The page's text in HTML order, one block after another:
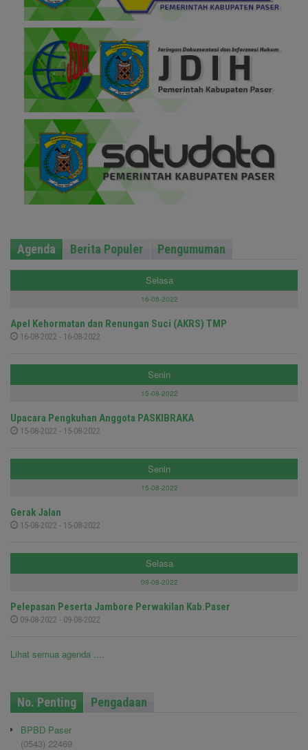
Agenda Berita Populer Pengumuman
Selasa
16-08-2022
Apel Kehormatan dan Renungan Suci (AKRS) TMP
16-08-2022 - 16-08-2022
Senin
15-08-2022
Upacara Pengkuhan Anggota PASKIBRAKA
15-08-2022 - 15-08-2022
Senin
15-08-2022
Gerak Jalan
15-08-2022 - 15-08-2022
Selasa
09-08-2022
Pelepasan Peserta Jambore Perwakilan Kab.Paser
09-08-2022 - 09-08-2022
Lihat semua agenda ....
No. Penting Pengadaan
BPBD Paser
(0543) 22469